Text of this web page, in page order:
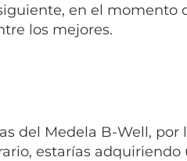
en el momento
los mejores.
del Medela B-Well, por
estarías adquiriendo